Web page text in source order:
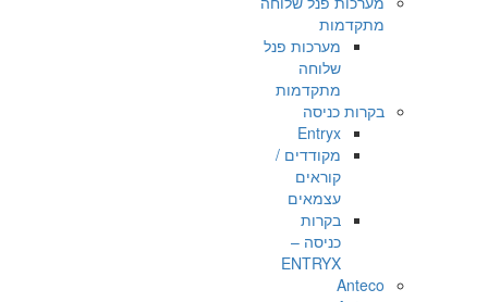
מתקדמות
מערכות פנל
שלוחה
מתקדמות
בקרות כניסה
Entryx
מקודדים /
קוראים
עצמאים
בקרות
כניסה –
ENTRYX
Anteco